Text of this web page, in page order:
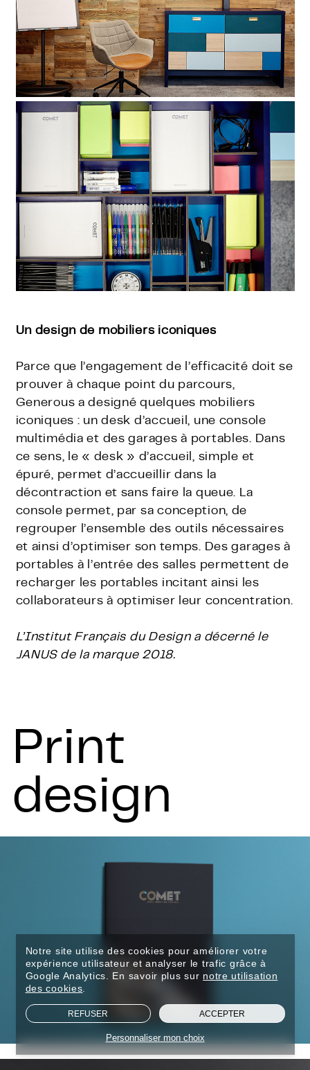
Un design de mobiliers iconiques
Parce que l’engagement de l’efficacité doit se
prouver à chaque point du parcours,
Generous a designé quelques mobiliers
iconiques : un desk d’accueil, une console
multimédia et des garages à portables. Dans
ce sens, le « desk » d’accueil, simple et
épuré, permet d’accueillir dans la
décontraction et sans faire la queue. La
console permet, par sa conception, de
regrouper l’ensemble des outils nécessaires
et ainsi d’optimiser son temps. Des garages à
portables à l’entrée des salles permettent de
recharger les portables incitant ainsi les
collaborateurs à optimiser leur concentration.
L’Institut Français du Design a décerné le
JANUS de la marque 2018.
Print
design
Notre site utilise des cookies pour améliorer votre
expérience utilisateur et analyser le trafic grâce à
Google Analytics. En savoir plus sur notre utilisation
des cookies.
REFUSER ACCEPTER
Personnaliser mon choix